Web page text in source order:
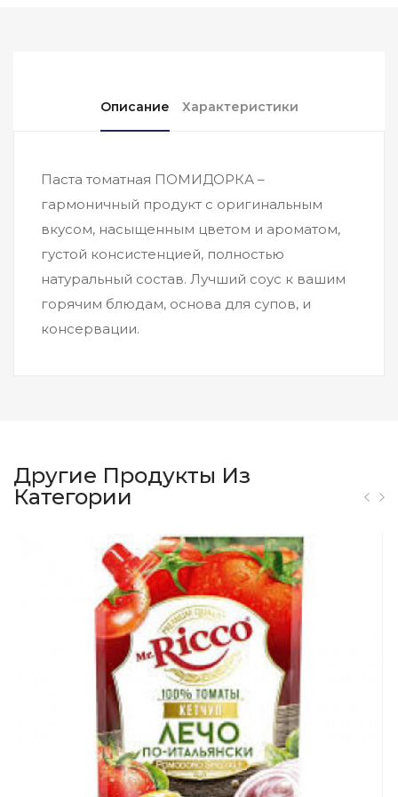
Описание Характеристики
Паста томатная ПОМИДОРКА –
гармоничный продукт с оригинальным
вкусом, насыщенным цветом и ароматом,
густой консистенцией, полностью
натуральный состав. Лучший соус к вашим
горячим блюдам, основа для супов, и
консервации.
Другие Продукты Из
Категории